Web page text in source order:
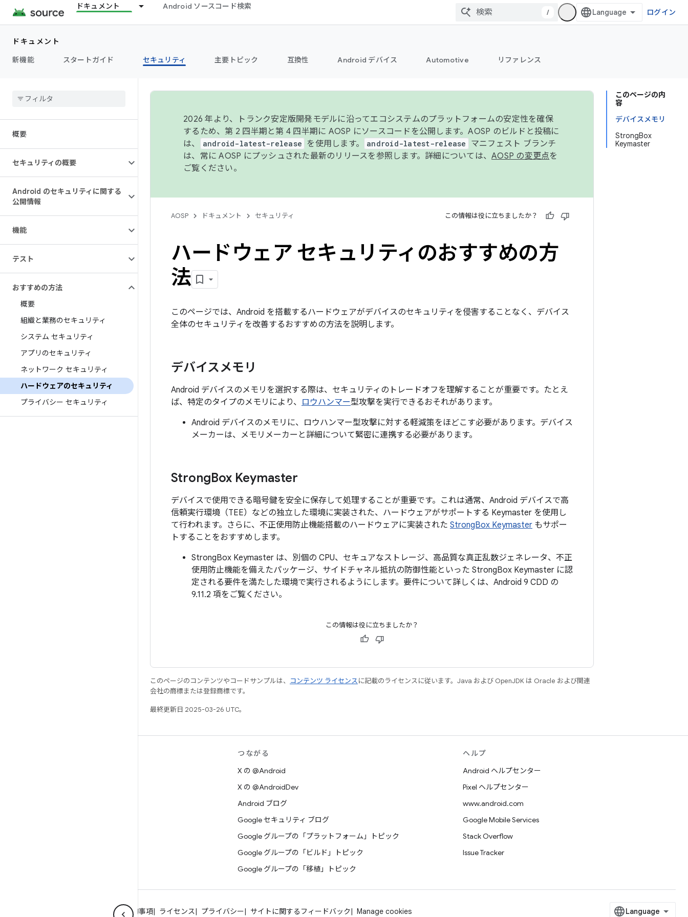
ドキュメント Android ソースコード検索
/ ログイン
ドキュメント
新機能
スタートガイド セキュリティ 主要トピック 互換性 Android デバイス Automotive リファレンス
概要
セキュリティの概要
Android のセキュリティに関する
公開情報
機能
テスト
おすすめの方法
概要
組織と業務のセキュリティ
システム セキュリティ
アプリのセキュリティ
ネットワーク セキュリティ
ハードウェアのセキュリティ
プライバシー セキュリティ
このページの内
容
デバイスメモリ
StrongBox
Keymaster
2026 年より、トランク安定版開発モデルに沿ってエコシステムのプラットフォームの安定性を確保
するため、第 2 四半期と第 4 四半期に AOSP にソースコードを公開します。AOSP のビルドと投稿に
は、
android-latest-release を使用します。 android-latest-release
マニフェスト ブランチ
は、常に AOSP にプッシュされた最新のリリースを参照します。詳細については、 AOSP の変更点を
ご覧ください。
AOSP ドキュメント セキュリティ この情報は役に立ちましたか？
ハードウェア セキュリティのおすすめの方
法
このページでは、Android を搭載するハードウェアがデバイスのセキュリティを侵害することなく、デバイス
全体のセキュリティを改善するおすすめの方法を説明します。
デバイスメモリ
Android デバイスのメモリを選択する際は、セキュリティのトレードオフを理解することが重要です。たとえ
ば、特定のタイプのメモリにより、 ロウハンマー型攻撃を実行できるおそれがあります。
Android デバイスのメモリに、ロウハンマー型攻撃に対する軽減策をほどこす必要があります。デバイス
メーカーは、メモリメーカーと詳細について緊密に連携する必要があります。
StrongBox Keymaster
デバイスで使用できる暗号鍵を安全に保存して処理することが重要です。これは通常、Android デバイスで高
信頼実行環境（TEE）などの独立した環境に実装された、ハードウェアがサポートする Keymaster を使用し
て行われます。さらに、不正使用防止機能搭載のハードウェアに実装された StrongBox Keymaster もサポー
トすることをおすすめします。
StrongBox Keymaster は、別個の CPU、セキュアなストレージ、高品質な真正乱数ジェネレータ、不正
使用防止機能を備えたパッケージ、サイドチャネル抵抗の防御性能といった StrongBox Keymaster に認
定される要件を満たした環境で実行されるようにします。要件について詳しくは、Android 9 CDD の
9.11.2 項をご覧ください。
この情報は役に立ちましたか？
このページのコンテンツやコードサンプルは、 コンテンツ ライセンスに記載のライセンスに従います。Java および OpenJDK は Oracle および関連
会社の商標または登録商標です。
最終更新日 2025-03-26 UTC。
つながる
X の @Android
X の @AndroidDev
Android ブログ
Google セキュリティ ブログ
Google グループの「プラットフォーム」トピック
Google グループの「ビルド」トピック
Google グループの「移植」トピック
ヘルプ
Android ヘルプセンター
Pixel ヘルプセンター
www.android.com
Google Mobile Services
Stack Overflow
Issue Tracker
コミュニティ 法的事項 ライセンス プライバシー サイトに関するフィードバック Manage cookies